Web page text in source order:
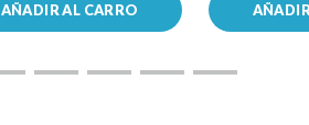
AÑADIR AL CARRO